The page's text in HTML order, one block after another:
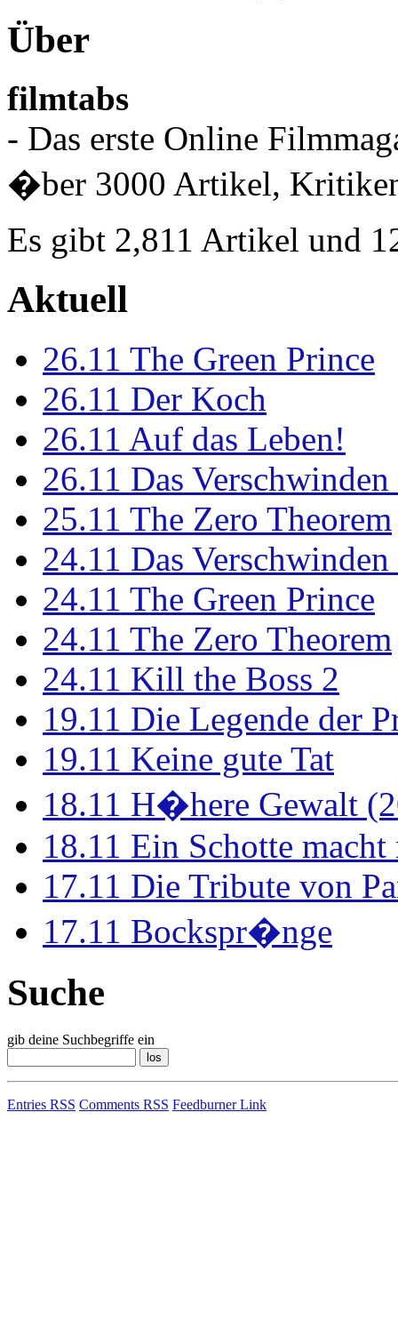
Über
filmtabs
- Das erste Online
�ber 3000 Artikel,
Es gibt 2,811 Artikel und
Aktuell
26.11 The Green Prince
26.11 Der Koch
26.11 Auf das Leben!
26.11 Das
25.11 The Zero Theorem
24.11 Das
24.11 The Green Prince
24.11 The Zero Theorem
24.11 Kill the Boss 2
19.11 Die Legende der
19.11 Keine gute Tat
18.11 H�here Gewalt
18.11 Ein Schotte
17.11 Die Tribute von
17.11 Bockspr�nge
Suche
gib deine Suchbegriffe ein
Entries RSS Comments RSS Feedburner Link